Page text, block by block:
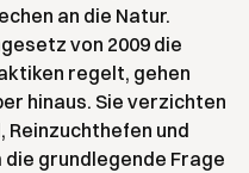
an die Natur.
von 2009 die
regelt, gehen
hinaus. Sie verzichten
und
grundlegende Frage